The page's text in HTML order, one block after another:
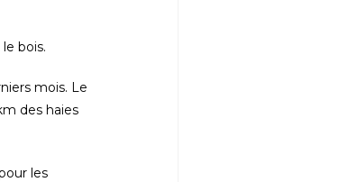
bois.
mois. Le
des haies
les